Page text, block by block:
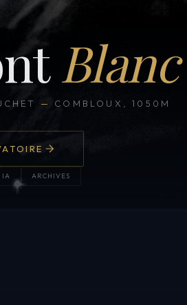
Blanc
— COMBLOUX, 1050M
IA ARCHIVES